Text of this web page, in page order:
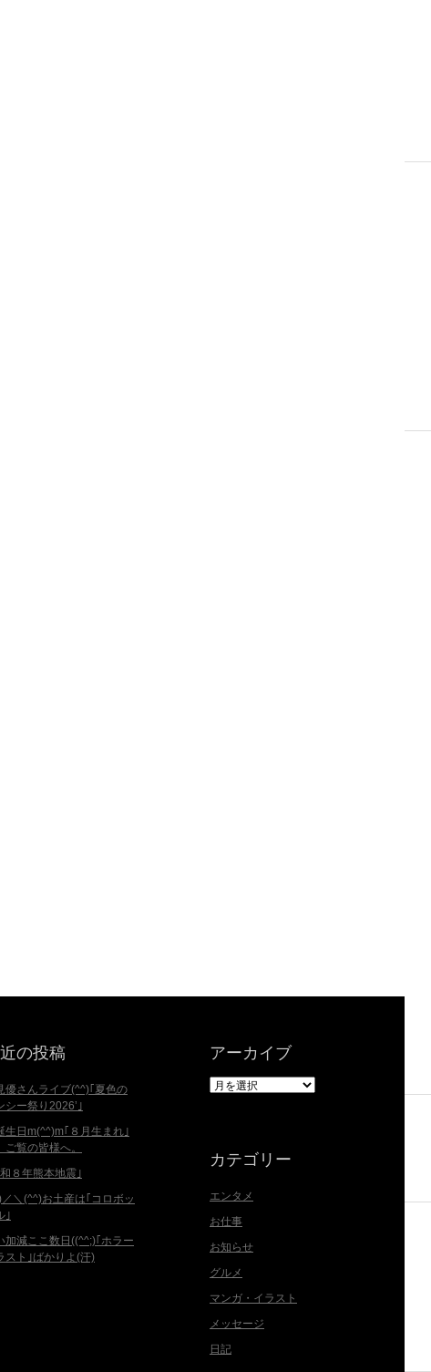
の投稿
優さんライブ(^^)｢夏色の
シー祭り2026’｣
生日m(^^)m｢８月生まれ｣
ご覧の皆様へ。
８年熊本地震｣
＼(^^)お土産は｢コロボッ
｣
加減ここ数日((^^;)｢ホラー
スト｣ばかりよ(汗)
アーカイブ
ア
ブ
カテゴリー
エンタメ
お仕事
お知らせ
グルメ
マンガ・イラスト
メッセージ
日記